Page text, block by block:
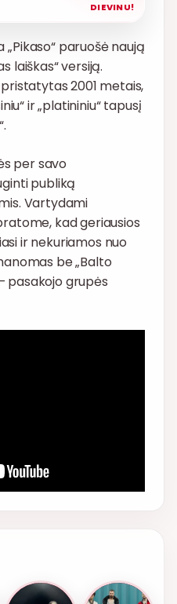
DIEVINU!
paruošė naują
laiškas“ versiją.
2001 metais,
ir „platininiu“ tapusį
per savo
publiką
Vartydami
kad geriausios
ir nekuriamos nuo
be „Balto
pasakojo grupės